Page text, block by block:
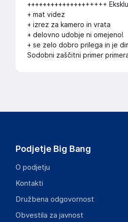
++++++++++++++++++++
+ mat videz
+ izrez za kamero in vrata
+ delovno udobje ni omejeno!
+ se zelo dobro prilega in je
Sodobni zaščitni primer
Podjetje Big Bang
O podjetju
Kontakti
Družbena odgovornost
Obvestila za javnost